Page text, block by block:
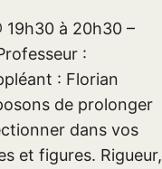
19h30 à 20h30 –
:
: Florian
de prolonger
dans vos
et figures. Rigueur,